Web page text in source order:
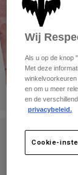
Wij
Als u op de knop
Met deze
en om u meer
en de
privacybeleid.
Cookie-